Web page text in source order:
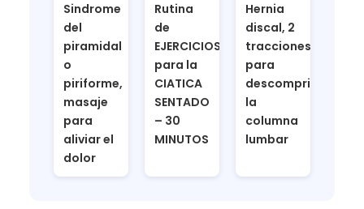
Sindrome
del
piramidal
o
piriforme,
masaje
para
aliviar el
dolor
Rutina
de
EJERCICIOS
para la
CIATICA
SENTADO
– 30
MINUTOS
Hernia
discal, 2
tracciones
para
descomprimir
la
columna
lumbar